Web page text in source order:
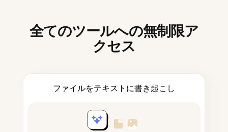
全てのツールへの無制限ア
クセス
ファイルをテキストに書き起こし